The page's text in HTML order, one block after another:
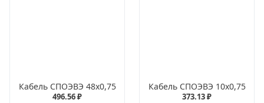
Кабель СПОЭВЭ 48х0,75
496.56 ₽
Кабель СПОЭВЭ 10х0,75
373.13 ₽